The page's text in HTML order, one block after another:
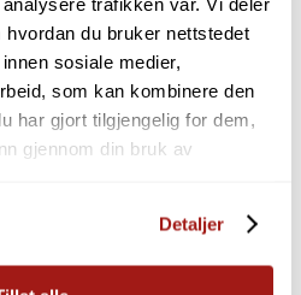
du bruker nettstedet
sosiale medier,
som kan kombinere den
har gjort tilgjengelig for dem,
gjennom din bruk av
Detaljer
utdype de de
i, om vi tar sosialt
samt beskriver